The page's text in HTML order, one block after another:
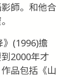
師。和他合
》(1996)擔
2000年才
品包括《山